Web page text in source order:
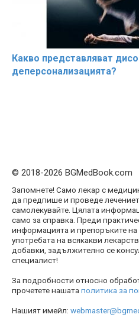
Какво представляват
деперсонализацията?
© 2018-2026 BGMedBook.com
Запомнете! Само лекар с
да предпише и проведе
самолекувайте. Цялата
само за справка. Преди
информацията и препоръките на
употребата на всякакви
добавки, задължително се
специалист!
За подробности относно
прочетете нашата политика за
Нашият имейл: